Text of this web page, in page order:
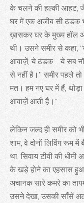
के चलने की हल्की आहट,
घर में एक अजीब सी ठंडक
ख़ासकर घर के मुख्य हॉल
थी। उसने समीर से कहा,
आवाज़ें, ये ठंडक… ये सब
से नहीं है।” समीर पहले तो
मत। हम नए घर में हैं,
आवाज़ें आती हैं।”
लेकिन जल्द ही समीर को
शाम, वे दोनों लिविंग रूम
था, सिवाय टीवी की
के खड़े होने का एहसास
अचानक सारे कमरे का
उसने देखा, उसकी साँसें